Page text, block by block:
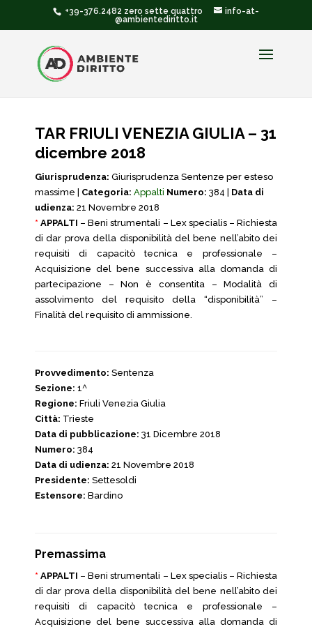
+39-376.2482 zero sette quattro
info-at-
@ambientediritto.it
TAR FRIULI VENEZIA GIULIA – 31
dicembre 2018
Giurisprudenza: Giurisprudenza Sentenze per esteso
massime | Categoria: Appalti Numero: 384 | Data di
udienza: 21 Novembre 2018
*APPALTI – Beni strumentali – Lex specialis – Richiesta
di dar prova della disponibilità del bene nell’abito dei
requisiti di capacitò tecnica e professionale –
Acquisizione del bene successiva alla domanda di
partecipazione – Non è consentita – Modalità di
assolvimento del requisito della “disponibilità” –
Finalità del requisito di ammissione.
Provvedimento: Sentenza
Sezione: 1^
Regione: Friuli Venezia Giulia
Città: Trieste
Data di pubblicazione: 31 Dicembre 2018
Numero: 384
Data di udienza: 21 Novembre 2018
Presidente: Settesoldi
Estensore: Bardino
Premassima
*APPALTI – Beni strumentali – Lex specialis – Richiesta
di dar prova della disponibilità del bene nell’abito dei
requisiti di capacitò tecnica e professionale –
Acquisizione del bene successiva alla domanda di